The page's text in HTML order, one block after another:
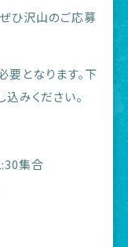
ひ沢山のご応募
となります。下
みください。
集合